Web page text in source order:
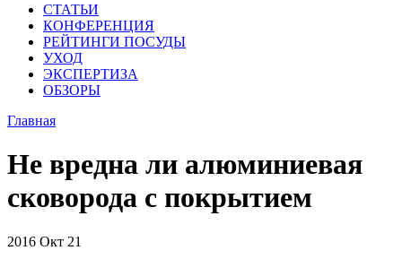
СТАТЬИ
КОНФЕРЕНЦИЯ
РЕЙТИНГИ ПОСУДЫ
УХОД
ЭКСПЕРТИЗА
ОБЗОРЫ
Главная
Не вредна ли алюминиевая
сковорода с покрытием
2016 Окт 21